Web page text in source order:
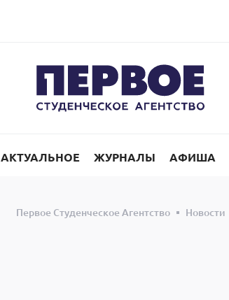
АКТУАЛЬНОЕ ЖУРНАЛЫ АФИША
Первое Студенческое Агентство Новости